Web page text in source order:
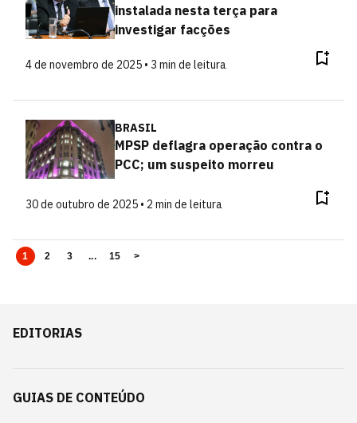
instalada nesta terça para
investigar facções
4 de novembro de 2025 • 3 min de leitura
BRASIL
MPSP deflagra operação contra o
PCC; um suspeito morreu
30 de outubro de 2025 • 2 min de leitura
1 2 3 ... 15 >
EDITORIAS
GUIAS DE CONTEÚDO